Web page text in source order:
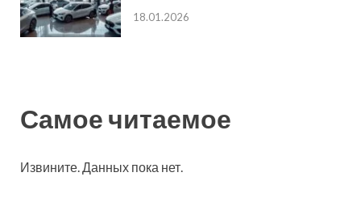
18.01.2026
Самое читаемое
Извините. Данных пока нет.